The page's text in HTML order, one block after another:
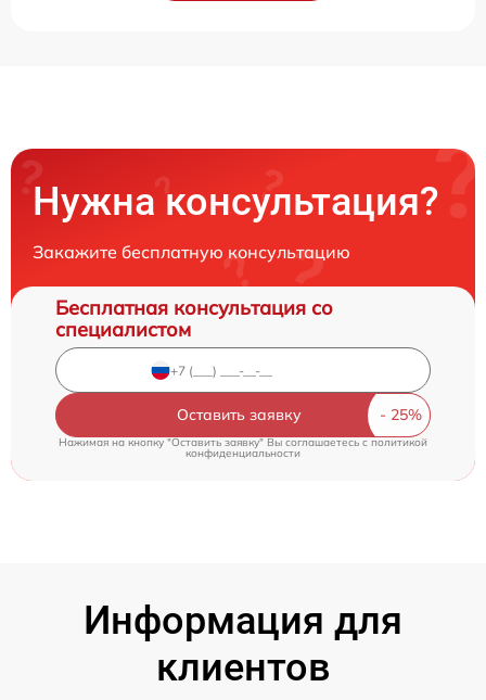
Нужна консультация?
Закажите бесплатную консультацию
Бесплатная консультация со
специалистом
Оставить заявку
Нажимая на кнопку "Оставить заявку" Вы соглашаетесь cполитикой
конфиденциальности
Информация для
клиентов